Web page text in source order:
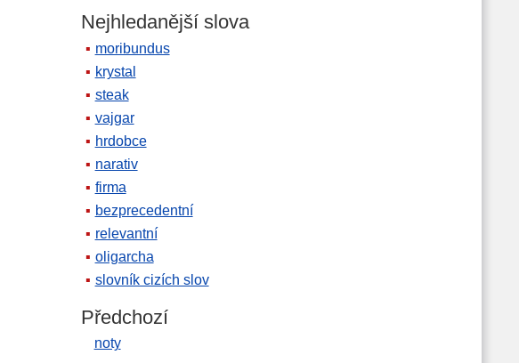
Nejhledanější slova
moribundus
krystal
steak
vajgar
hrdobce
narativ
firma
bezprecedentní
relevantní
oligarcha
slovník cizích slov
Předchozí
noty